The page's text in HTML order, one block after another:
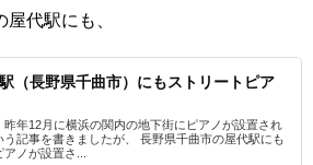
代駅にも、
（長野県千曲市）にもストリートピア
昨年12月に横浜の関内の地下街にピアノが設置され
う記事を書きましたが、 長野県千曲市の屋代駅にも
ノが設置さ...